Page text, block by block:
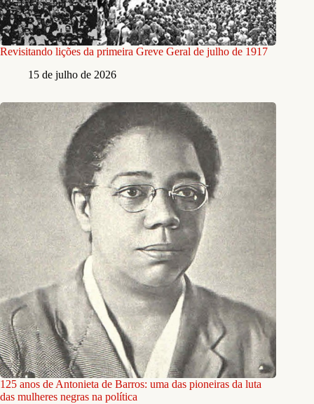
Revisitando lições da primeira Greve Geral de julho de 1917
15 de julho de 2026
125 anos de Antonieta de Barros: uma das pioneiras da luta
das mulheres negras na política